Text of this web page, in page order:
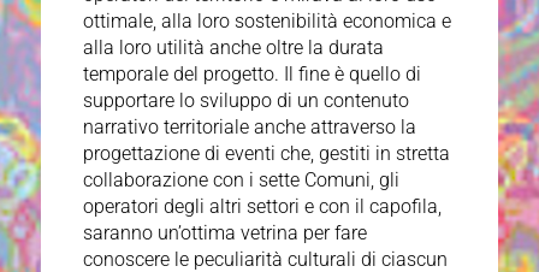
ottimale, alla loro sostenibilità economica e
alla loro utilità anche oltre la durata
temporale del progetto. Il fine è quello di
supportare lo sviluppo di un contenuto
narrativo territoriale anche attraverso la
progettazione di eventi che, gestiti in stretta
collaborazione con i sette Comuni, gli
operatori degli altri settori e con il capofila,
saranno un’ottima vetrina per fare
conoscere le peculiarità culturali di ciascun